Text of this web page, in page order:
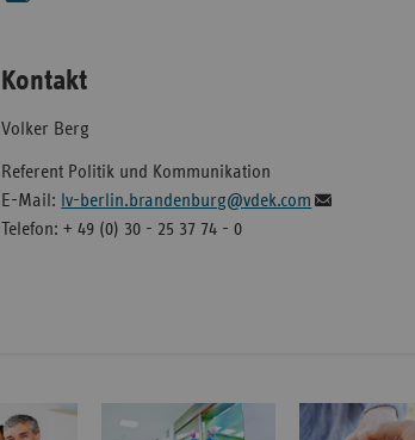
Kontakt
Volker Berg
Referent Politik und Kommunikation
E-Mail: lv-berlin.brandenburg@vdek.com
Telefon: + 49 (0) 30 - 25 37 74 - 0